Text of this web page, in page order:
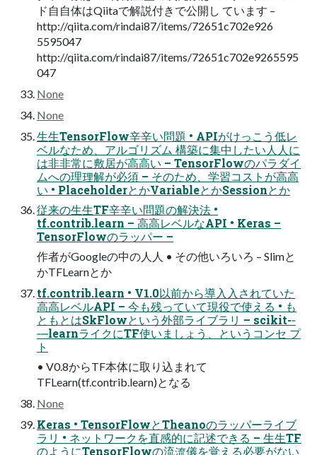
ド⾃自体はQiitaで解説付きで公開し ています –
http://qiita.com/rindai87/items/72651c702e926
5595047
http://qiita.com/rindai87/items/72651c702e9265595
047
None
None
⽣生TensorFlow⾟辛い問題 • APIがけっこう低レ
ベルなため、アルゴリズム 構築に集中したい⼈人に
は⾮非常に敷居が⾼高い – TensorFlowのパラダイ
ムへの理理解が必須 – そのため、学習コストが⾼高
い • PlaceholderとかVariableとかSessionとか
従来の⽣生TF⾟辛い問題の解決法 •
tf.contrib.learn – ⾼高レベルなAPI • Keras –
TensorFlowのラッパー –
作者がGoogleの中の⼈人 • その他いろいろ – Slimと
かTFLearnとか
tf.contrib.learn • V1.0以前から導⼊入されていた
⾼高レベルAPI – 今も残っていて現役で使える • も
ともとはSkFlowという外部ライブラリ – scikit-‐
‑‒learnライクにTF使いましょう、というコンセ プ
ト
• V0.8からTF本体に取り込まれて
TFLearn(tf.contrib.learn)となる
None
Keras • TensorFlowとTheanoのラッパーライブ
ラリ • ネットワークを直感的に記述できる – ⽣生TF
のようにTensorFlowの流流儀を覚える必要がない